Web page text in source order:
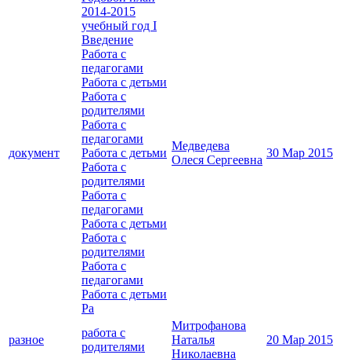
документ
2014-2015
учебный год I
Введение
Работа с
педагогами
Работа с детьми
Работа с
родителями
Работа с
педагогами
Работа с детьми
Работа с
родителями
Работа с
педагогами
Работа с детьми
Работа с
родителями
Работа с
педагогами
Работа с детьми
Ра
Медведева
Олеся Сергеевна
30 Мар 2015
разное
работа с
родителями
Митрофанова
Наталья
Николаевна
20 Мар 2015